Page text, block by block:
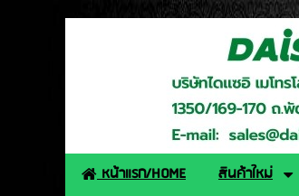
http://
หน้าแรก/HOME สินค้าใหม่